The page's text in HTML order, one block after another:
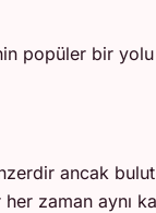
popüler bir
ancak
zaman aynı